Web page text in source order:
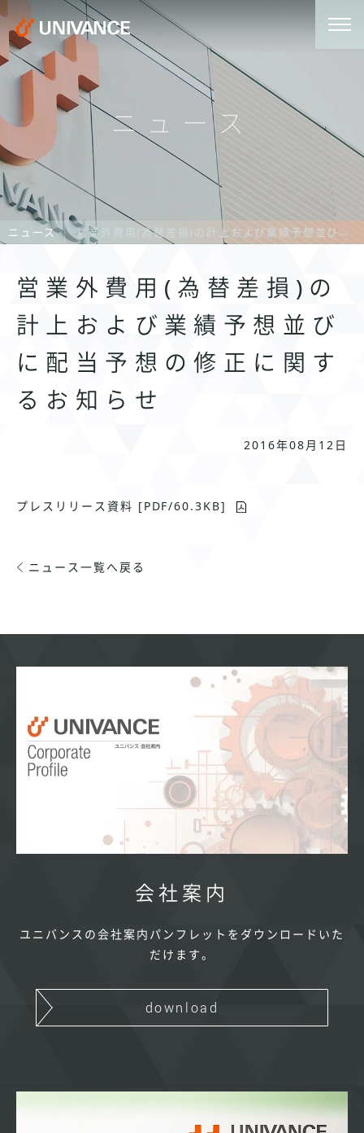
ニュース
ニュース 営業外費用(為替差損)の計上および業績予想並びに配当予想の修正に関するお知らせ
営業外費用(為替差損)の
計上および業績予想並び
に配当予想の修正に関す
るお知らせ
2016年08月12日
プレスリリース資料 [PDF/60.3KB]
ニュース一覧へ戻る
会社案内
ユニバンスの会社案内パンフレットをダウンロードいた
だけます。
download